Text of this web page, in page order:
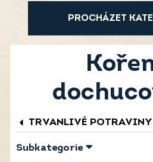
PROCHÁZET
TRVANLIVÉ POTRAVINY
Subkategorie